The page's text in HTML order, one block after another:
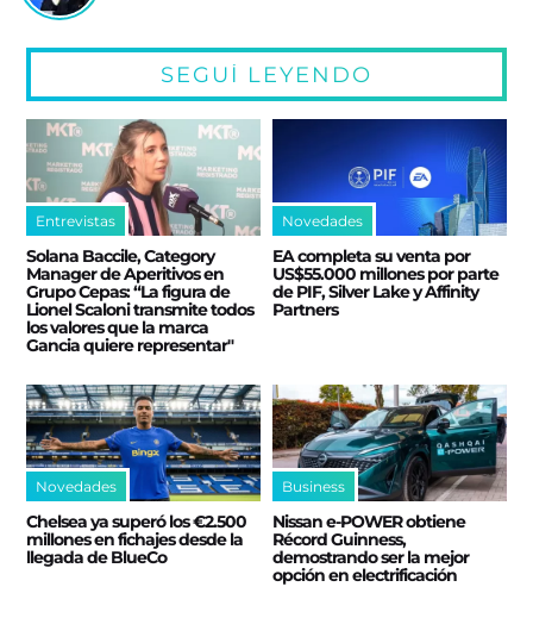
SEGUÍ LEYENDO
Entrevistas
Solana Baccile, Category
Manager de Aperitivos en
Grupo Cepas: “La figura de
Lionel Scaloni transmite todos
los valores que la marca
Gancia quiere representar"
Novedades
EA completa su venta por
US$55.000 millones por parte
de PIF, Silver Lake y Affinity
Partners
Novedades
Chelsea ya superó los €2.500
millones en fichajes desde la
llegada de BlueCo
Business
Nissan e‑POWER obtiene
Récord Guinness,
demostrando ser la mejor
opción en electrificación